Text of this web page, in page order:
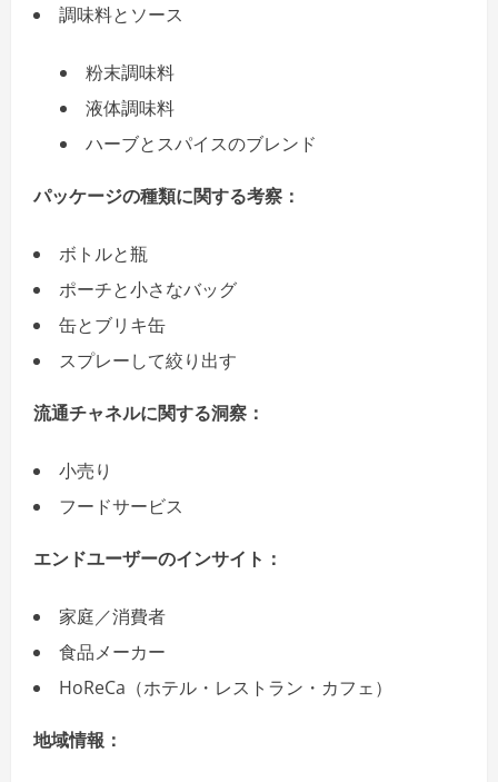
調味料とソース
粉末調味料
液体調味料
ハーブとスパイスのブレンド
パッケージの種類に関する考察：
ボトルと瓶
ポーチと小さなバッグ
缶とブリキ缶
スプレーして絞り出す
流通チャネルに関する洞察：
小売り
フードサービス
エンドユーザーのインサイト：
家庭／消費者
食品メーカー
HoReCa（ホテル・レストラン・カフェ）
地域情報：